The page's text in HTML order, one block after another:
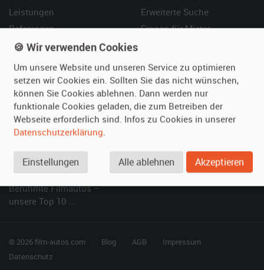
Leistungen
Referenzen
Kundenmeinungen
Erweiterte Suche
Fragen für Mieter
Vermieten
Oldtimer anmelden
Fotos senden
Fragen für Vermieter
Hilfe
Häufige Fragen (FAQ)
So funktioniert's
SPECIAL
Berühmte Filmautos –
unsere Top 10 ...
© 2026 film-autos.com Blog AGB
Impressum
Datenschutz
🍪 Wir verwenden Cookies
Um unsere Website und unseren Service zu optimieren
setzen wir Cookies ein. Sollten Sie das nicht wünschen,
können Sie Cookies ablehnen. Dann werden nur
funktionale Cookies geladen, die zum Betreiben der
Webseite erforderlich sind. Infos zu Cookies in unserer
Datenschutzerklärung.
Einstellungen Alle ablehnen Akzeptieren